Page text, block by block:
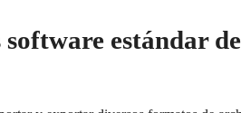
estándar